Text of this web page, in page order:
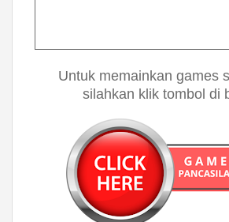
Untuk memainkan games
silahkan klik tombol di